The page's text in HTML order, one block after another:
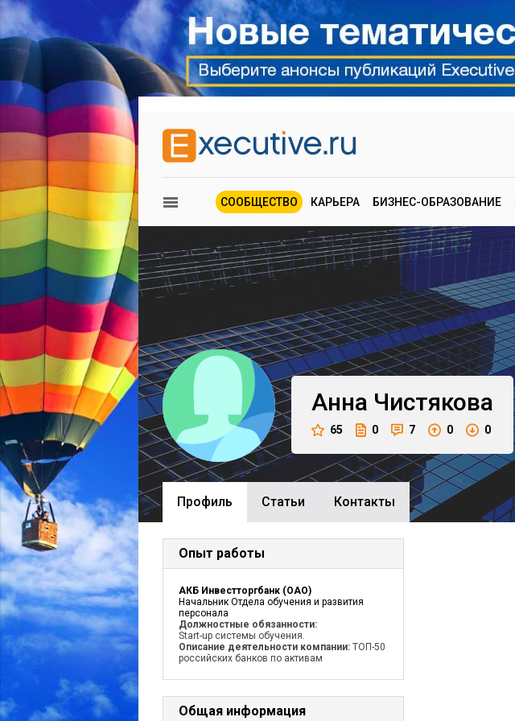
СООБЩЕСТВО КАРЬЕРА БИЗНЕС-ОБРАЗОВАНИЕ
Анна Чистякова
65 0 7 0 0
Профиль Cтатьи Контакты
Опыт работы
АКБ Инвестторгбанк (ОАО)
Начальник Отдела обучения и развития
персонала
Должностные обязанности:
Start-up системы обучения.
Описание деятельности компании: ТОП-50
российских банков по активам
Общая информация